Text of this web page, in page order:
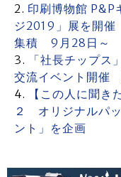
印刷博物館
ジ2019」展を開
集積 9月28日～
「社長チップ
交流イベント開催
【この人に聞
２ オリジナルパ
ント」を企画